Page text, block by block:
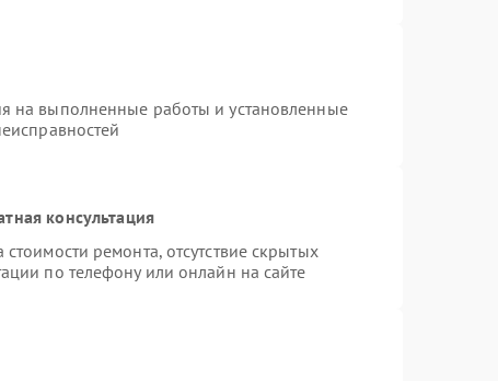
на выполненные работы и установленные
консультация
ремонта, отсутствие скрытых
по телефону или онлайн на сайте